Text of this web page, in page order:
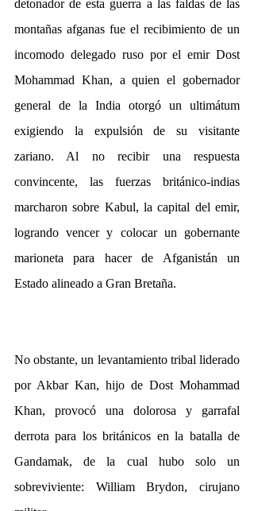
detonador de esta guerra a las faldas de las
montañas afganas fue el recibimiento de un
incomodo delegado ruso por el emir Dost
Mohammad Khan, a quien el gobernador
general de la India otorgó un ultimátum
exigiendo la expulsión de su visitante
zariano. Al no recibir una respuesta
convincente, las fuerzas británico-indias
marcharon sobre Kabul, la capital del emir,
logrando vencer y colocar un gobernante
marioneta para hacer de Afganistán un
Estado alineado a Gran Bretaña.
No obstante, un levantamiento tribal liderado
por Akbar Kan, hijo de Dost Mohammad
Khan, provocó una dolorosa y garrafal
derrota para los británicos en la batalla de
Gandamak, de la cual hubo solo un
sobreviviente: William Brydon, cirujano